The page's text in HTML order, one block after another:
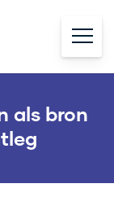
als bron